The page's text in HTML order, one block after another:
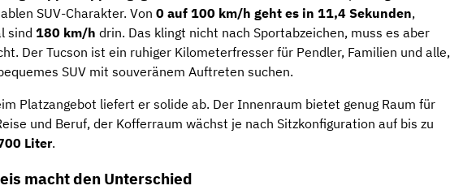
SUV-Charakter. Von 0 auf 100 km/h geht es in 11,4 Sekunden,
sind 180 km/h drin. Das klingt nicht nach Sportabzeichen, muss es aber
Der Tucson ist ein ruhiger Kilometerfresser für Pendler, Familien und alle,
SUV mit souveränem Auftreten suchen.
Platzangebot liefert er solide ab. Der Innenraum bietet genug Raum für
und Beruf, der Kofferraum wächst je nach Sitzkonfiguration auf bis zu
Liter.
macht den Unterschied